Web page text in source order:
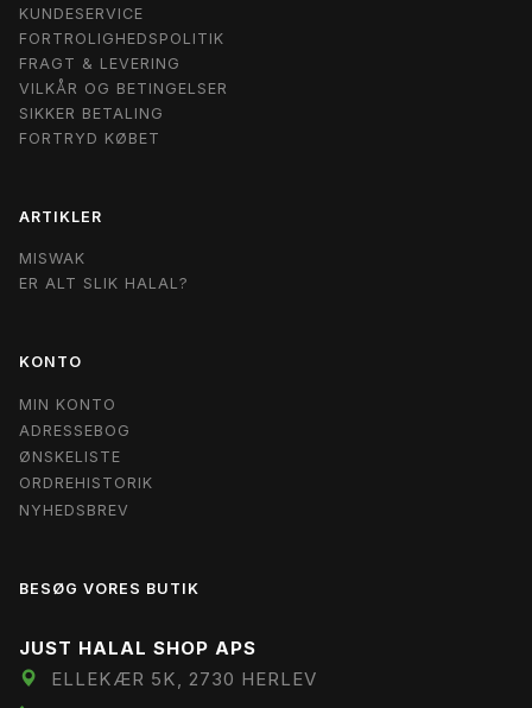
KUNDESERVICE
FORTROLIGHEDSPOLITIK
FRAGT & LEVERING
VILKÅR OG BETINGELSER
SIKKER BETALING
FORTRYD KØBET
ARTIKLER
MISWAK
ER ALT SLIK HALAL?
KONTO
MIN KONTO
ADRESSEBOG
ØNSKELISTE
ORDREHISTORIK
NYHEDSBREV
BESØG VORES BUTIK
JUST HALAL SHOP APS
ELLEKÆR 5K, 2730 HERLEV